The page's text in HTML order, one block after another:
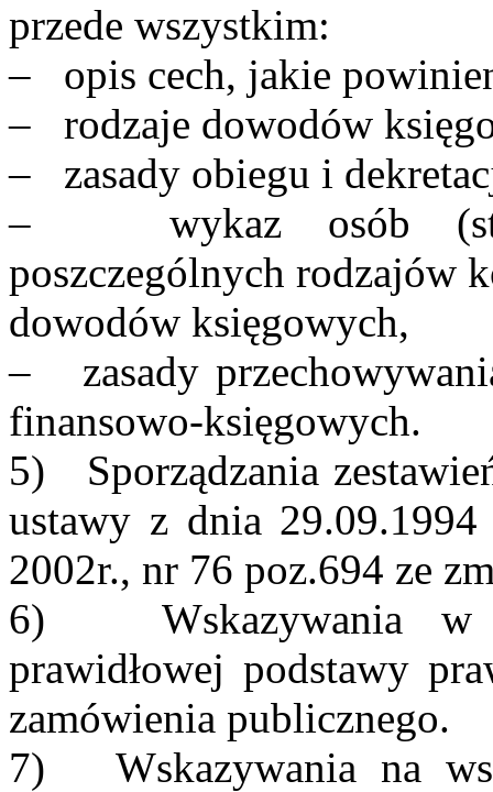
przede wszystkim:
– opis cech, jakie
– rodzaje dowodów
– zasady obiegu i
– wykaz osób
poszczególnych rodzajów
dowodów księgowych,
– zasady
finansowo-księgowych.
5) Sporządzania
ustawy z dnia
2002r., nr 76 poz.694 ze
6) Wskazywania w
prawidłowej podstawy
zamówienia publicznego.
7) Wskazywania na